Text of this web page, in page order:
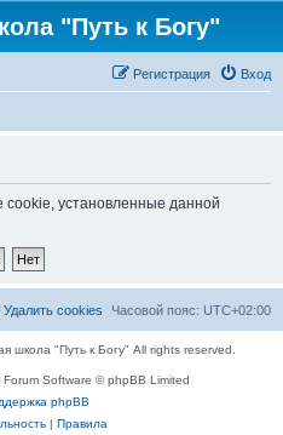
"Путь к Богу"
Вход
Регистрация
cookie, установленные данной
Часовой пояс: UTC+02:00
Удалить cookies
школа "Путь к Богу" All rights reserved.
Forum Software © phpBB Limited
phpBB
| Правила